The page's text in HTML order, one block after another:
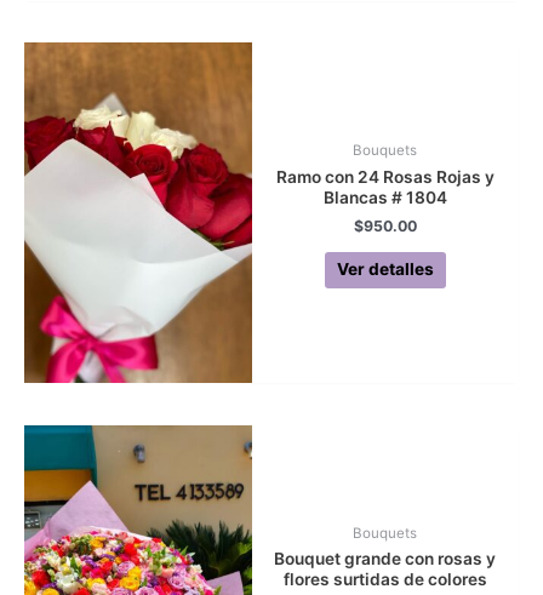
Bouquets
Ramo con 24 Rosas Rojas y
Blancas # 1804
$950.00
Ver detalles
Bouquets
Bouquet grande con rosas y
flores surtidas de colores